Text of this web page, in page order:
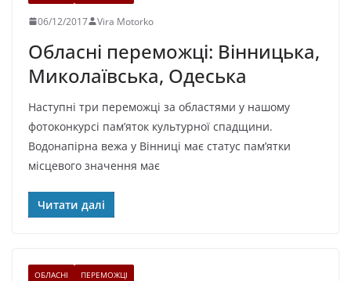
06/12/2017 Vira Motorko
Обласні переможці: Вінницька,
Миколаївська, Одеська
Наступні три переможці за областями у нашому
фотоконкурсі пам’яток культурної спадщини.
Водонапірна вежа у Вінниці має статус пам’ятки
місцевого значення має
Читати далі
ОБЛАСНІ ПЕРЕМОЖЦІ